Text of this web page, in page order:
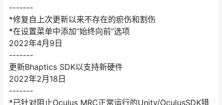
-------
*修复自上次更新以来不存在的瘀伤和割伤
*在设置菜单中添加“始终向前”选项
2022年4月9日
-------
更新Bhaptics SDK以支持新硬件
2022年2月18日
-------
*已针对阻止Oculus MRC正常运行的Unity/OculusSDK错